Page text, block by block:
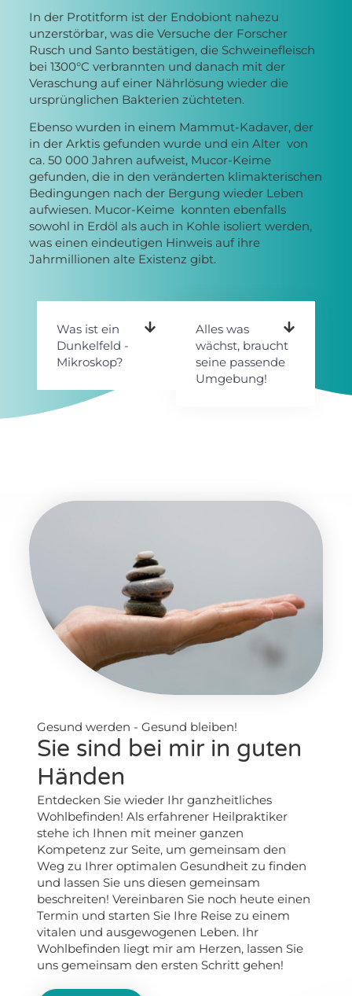
In der Protitform ist der Endobiont nahezu
unzerstörbar, was die Versuche der Forscher
Rusch und Santo bestätigen, die Schweinefleisch
bei 1300°C verbrannten und danach mit der
Veraschung auf einer Nährlösung wieder die
ursprünglichen Bakterien züchteten.
Ebenso wurden in einem Mammut-Kadaver, der
in der Arktis gefunden wurde und ein Alter von
ca. 50 000 Jahren aufweist, Mucor-Keime
gefunden, die in den veränderten klimakterischen
Bedingungen nach der Bergung wieder Leben
aufwiesen. Mucor-Keime konnten ebenfalls
sowohl in Erdöl als auch in Kohle isoliert werden,
was einen eindeutigen Hinweis auf ihre
Jahrmillionen alte Existenz gibt.
Alles was
wächst, braucht
seine passende
Umgebung!
Was ist ein
Dunkelfeld -
Mikroskop?
Gesund werden - Gesund bleiben!
Sie sind bei mir in guten
Händen
Entdecken Sie wieder Ihr ganzheitliches
Wohlbefinden! Als erfahrener Heilpraktiker
stehe ich Ihnen mit meiner ganzen
Kompetenz zur Seite, um gemeinsam den
Weg zu Ihrer optimalen Gesundheit zu finden
und lassen Sie uns diesen gemeinsam
beschreiten! Vereinbaren Sie noch heute einen
Termin und starten Sie Ihre Reise zu einem
vitalen und ausgewogenen Leben. Ihr
Wohlbefinden liegt mir am Herzen, lassen Sie
uns gemeinsam den ersten Schritt gehen!